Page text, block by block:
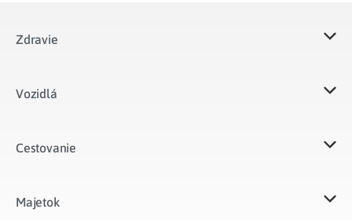
Zdravie
Vozidlá​
Cestovanie
Majetok​